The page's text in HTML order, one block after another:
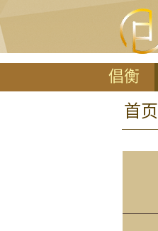
倡衡
首页